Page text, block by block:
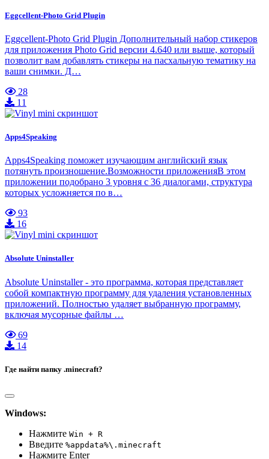
Eggcellent-Photo Grid Plugin
Eggcellent-Photo Grid Plugin Дополнительный набор стикеров
для приложения Photo Grid версии 4.640 или выше, который
позволит вам добавлять стикеры на пасхальную тематику на
ваши снимки. Д…
28
11
Apps4Speaking
Apps4Speaking поможет изучающим английский язык
потянуть произношение.Возможности приложенияВ этом
приложении подобрано 3 уровня с 36 диалогами, структура
которых усложняется по в…
93
16
Absolute Uninstaller
Absolute Uninstaller - это программа, которая представляет
собой компактную программу для удаления установленных
приложений. Полностью удаляет выбранную программу,
включая мусорные файлы …
69
14
Где найти папку .minecraft?
Windows:
Нажмите Win + R
Введите %appdata%\.minecraft
Нажмите Enter